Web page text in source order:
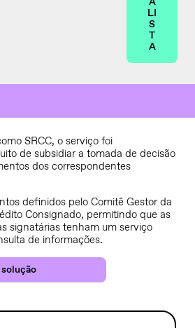
LI
S
T
A
SRCC, o serviço foi
de subsidiar a tomada de decisão
dos correspondentes
definidos pelo Comitê Gestor da
Consignado, permitindo que as
signatárias tenham um serviço
de informações.